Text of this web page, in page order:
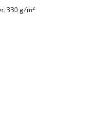
330 g/m²